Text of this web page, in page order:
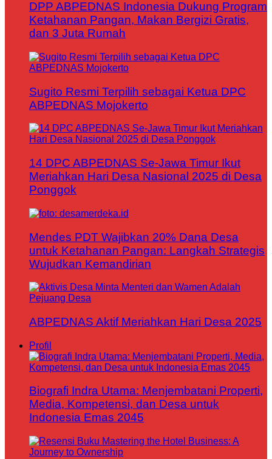
DPP ABPEDNAS Indonesia Dukung Program
Ketahanan Pangan, Makan Bergizi Gratis,
dan 3 Juta Rumah
Sugito Resmi Terpilih sebagai Ketua DPC
ABPEDNAS Mojokerto
14 DPC ABPEDNAS Se-Jawa Timur Ikut
Meriahkan Hari Desa Nasional 2025 di Desa
Ponggok
Mendes PDT Wajibkan 20% Dana Desa
untuk Ketahanan Pangan: Langkah Strategis
Wujudkan Kemandirian
ABPEDNAS Aktif Meriahkan Hari Desa 2025
Profil
Biografi Indra Utama: Menjembatani Properti,
Media, Kompetensi, dan Desa untuk
Indonesia Emas 2045